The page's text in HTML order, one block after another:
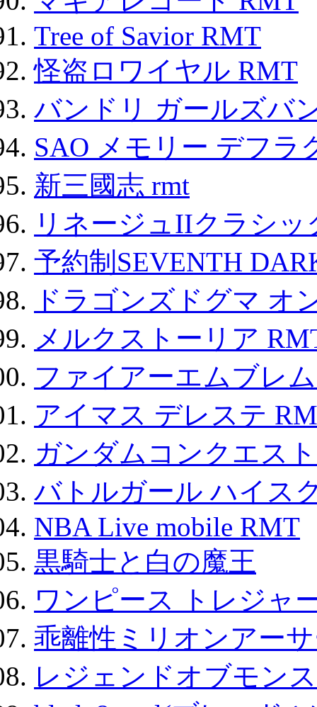
Tree of Savior RMT
怪盗ロワイヤル RMT
バンドリ ガールズバ
SAO メモリー デフラ
新三國志 rmt
リネージュIIクラシ
予約制SEVENTH
ドラゴンズドグマ オ
メルクストーリア
ファイアーエムブレ
アイマス デレステ
ガンダムコンクエスト
バトルガール ハイス
NBA Live mobile RMT
黒騎士と白の魔王
ワンピース トレジャ
乖離性ミリオンアー
レジェンドオブモン